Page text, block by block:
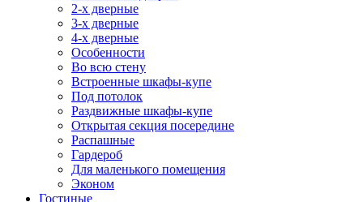
2-х дверные
3-х дверные
4-х дверные
Особенности
Во всю стену
Встроенные шкафы-купе
Под потолок
Раздвижные шкафы-купе
Открытая секция посередине
Распашные
Гардероб
Для маленького помещения
Эконом
Гостиные